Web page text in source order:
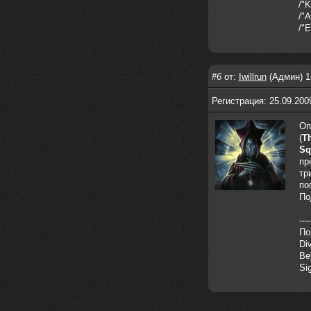
/
/
/
#6от: Iwillrun(Админ)
Регистрация:
(